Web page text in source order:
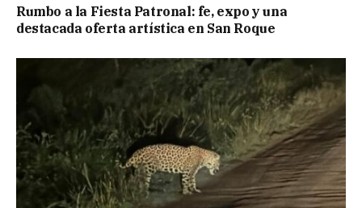
Rumbo a la Fiesta Patronal: fe, expo y una
destacada oferta artística en San Roque